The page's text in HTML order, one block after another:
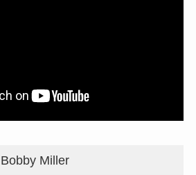
Bobby Miller